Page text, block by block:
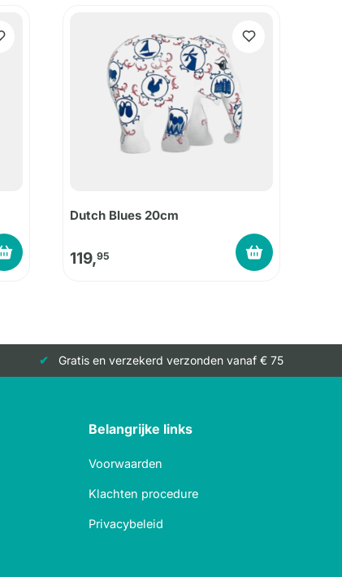
Dutch Blues 20cm
119,95
Gratis en verzekerd verzonden vanaf € 75
Belangrijke links
Voorwaarden
Klachten procedure
Privacybeleid